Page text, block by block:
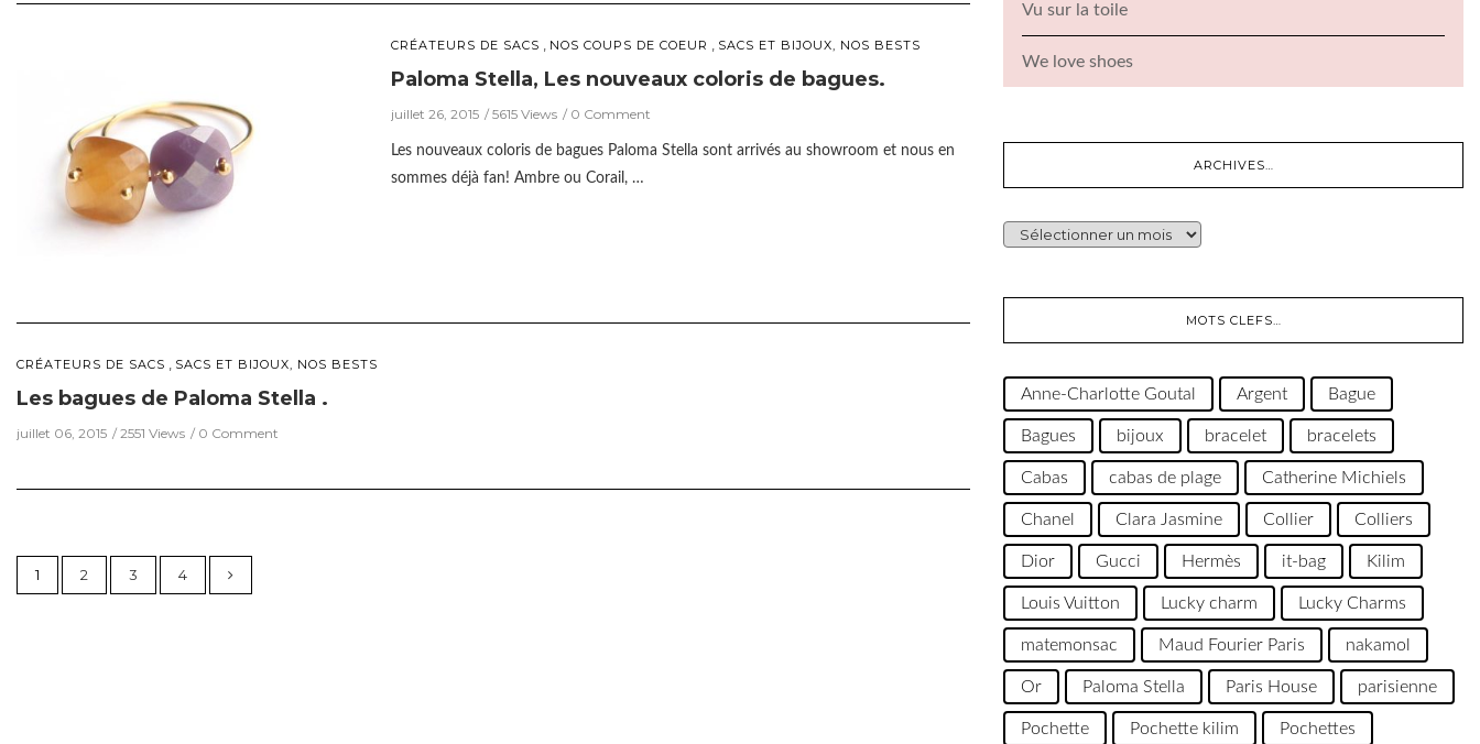
CRÉATEURS DE SACS NOS COUPS DE COEUR SACS ET BIJOUX, NOS BESTS
Paloma Stella, Les nouveaux coloris de bagues.
juillet 26, 2015 5615 Views 0 Comment
Les nouveaux coloris de bagues Paloma Stella sont arrivés au showroom et nous en
sommes déjà fan! Ambre ou Corail, …
CRÉATEURS DE SACS SACS ET BIJOUX, NOS BESTS
Les bagues de Paloma Stella .
juillet 06, 2015 2551 Views 0 Comment
1 2 3 4
Vu sur la toile
We love shoes
ARCHIVES…
ARCHIVES…
MOTS CLEFS…
Anne-Charlotte Goutal Argent Bague
Bagues bijoux bracelet bracelets
Cabas cabas de plage Catherine Michiels
Chanel Clara Jasmine Collier Colliers
Dior Gucci Hermès it-bag Kilim
Louis Vuitton Lucky charm Lucky Charms
matemonsac Maud Fourier Paris nakamol
Or Paloma Stella Paris House parisienne
Pochette Pochette kilim Pochettes